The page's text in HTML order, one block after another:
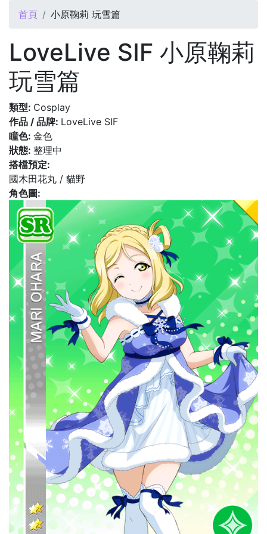
您在這裡
首頁 小原鞠莉 玩雪篇
LoveLive SIF 小原鞠莉
玩雪篇
類型: Cosplay
作品 / 品牌: LoveLive SIF
瞳色: 金色
狀態: 整理中
搭檔預定:
國木田花丸 / 貓野
角色圖: